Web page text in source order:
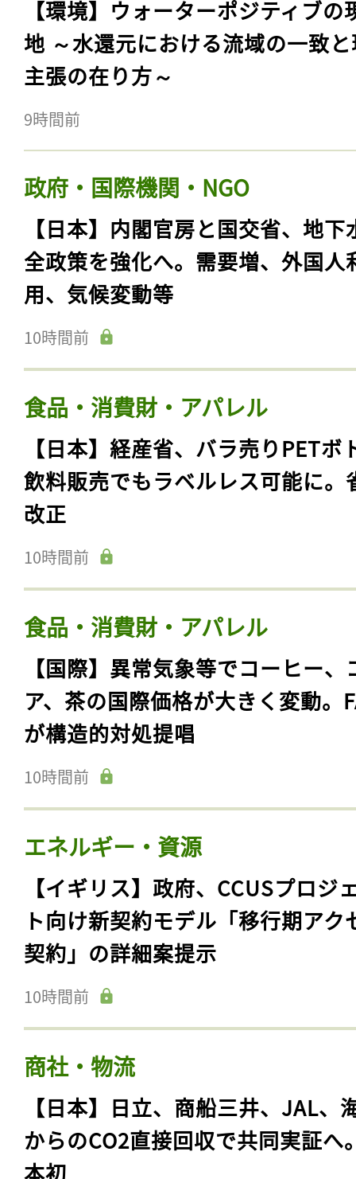
【環境】ウォーターポジティブの
地 ～水還元における流域の一致
主張の在り方～
9時間前
政府・国際機関・NGO
【日本】内閣官房と国交省、地下
全政策を強化へ。需要増、外国人
用、気候変動等
10時間前
食品・消費財・アパレル
【日本】経産省、バラ売りPETボ
飲料販売でもラベルレス可能に。
改正
10時間前
食品・消費財・アパレル
【国際】異常気象等でコーヒー、
ア、茶の国際価格が大きく変動。
が構造的対処提唱
10時間前
エネルギー・資源
【イギリス】政府、CCUSプロジ
ト向け新契約モデル「移行期アク
契約」の詳細案提示
10時間前
商社・物流
【日本】日立、商船三井、JAL、
からのCO2直接回収で共同実証へ
本初